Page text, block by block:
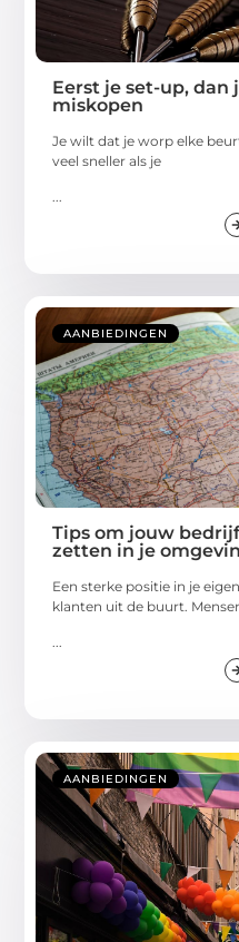
Eerst je set-up, dan
miskopen
Je wilt dat je worp elke
veel sneller als je
...
AANBIEDINGEN
Tips om jouw
zetten in je
Een sterke positie in je
klanten uit de buurt.
...
AANBIEDINGEN